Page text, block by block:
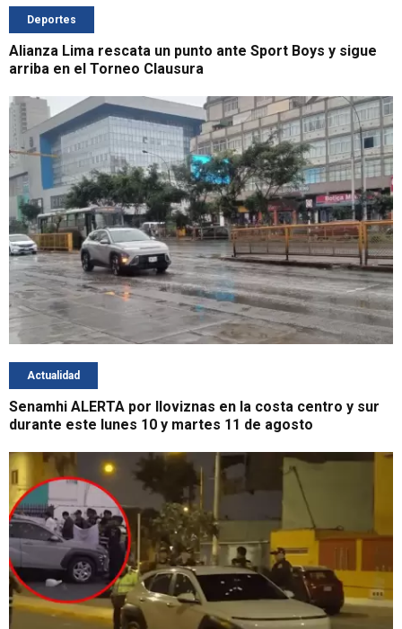
Deportes
Alianza Lima rescata un punto ante Sport Boys y sigue
arriba en el Torneo Clausura
Actualidad
Senamhi ALERTA por lloviznas en la costa centro y sur
durante este lunes 10 y martes 11 de agosto